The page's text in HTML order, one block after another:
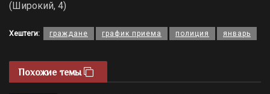
(Широкий, 4)
Хештеги: граждане график приема полиция январь
Похожие темы